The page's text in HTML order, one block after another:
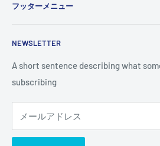
and vision. You can change it in the
フッターメニュー
NEWSLETTER
A short sentence describing what
subscribing
メールアドレス